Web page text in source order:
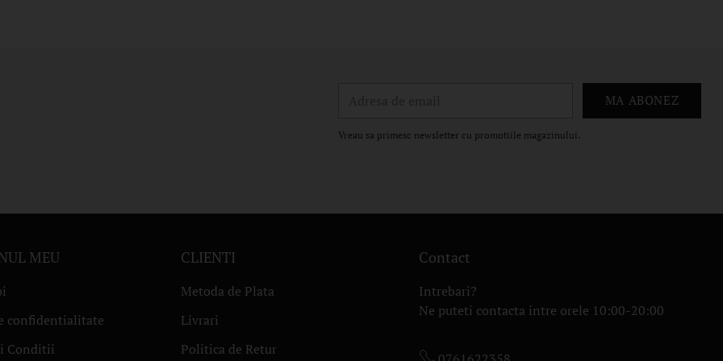
email
MA ABONEZ
Vreau sa primesc newsletter cu promotiile magazinului.
MEU
confidentialitate
Conditii
CLIENTI
Metoda de Plata
Livrari
Politica de Retur
Contact
Intrebari?
Ne puteti contacta intre orele 10:00-20:00